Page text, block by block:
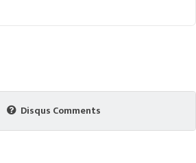
Disqus Comments